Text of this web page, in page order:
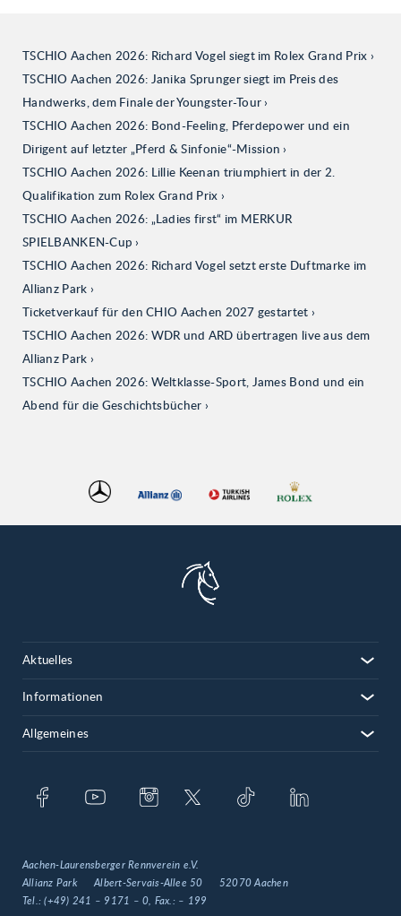
TSCHIO Aachen 2026: Richard Vogel siegt im Rolex Grand Prix
TSCHIO Aachen 2026: Janika Sprunger siegt im Preis des
Handwerks, dem Finale der Youngster-Tour
TSCHIO Aachen 2026: Bond-Feeling, Pferdepower und ein
Dirigent auf letzter „Pferd & Sinfonie“-Mission
TSCHIO Aachen 2026: Lillie Keenan triumphiert in der 2.
Qualifikation zum Rolex Grand Prix
TSCHIO Aachen 2026: „Ladies first“ im MERKUR
SPIELBANKEN-Cup
TSCHIO Aachen 2026: Richard Vogel setzt erste Duftmarke im
Allianz Park
Ticketverkauf für den CHIO Aachen 2027 gestartet
TSCHIO Aachen 2026: WDR und ARD übertragen live aus dem
Allianz Park
TSCHIO Aachen 2026: Weltklasse-Sport, James Bond und ein
Abend für die Geschichtsbücher
Aktuelles
Informationen
Allgemeines
Aachen-Laurensberger Rennverein e.V.
Allianz Park
Albert-Servais-Allee 50
52070 Aachen
Tel.:(+49) 241 – 9171 – 0 , Fax.: – 199